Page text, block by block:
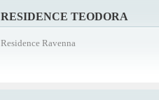
RESIDENCE TEODORA
Residence Ravenna